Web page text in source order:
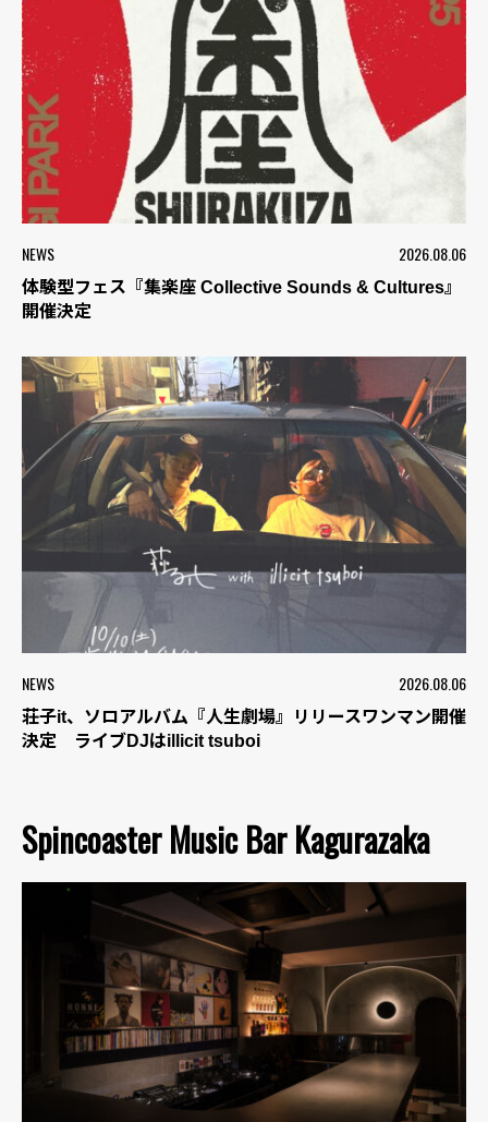
NEWS 2026.08.06
体験型フェス『集楽座 Collective Sounds & Cultures』
開催決定
NEWS 2026.08.06
荘子it、ソロアルバム『人生劇場』リリースワンマン開催
決定 ライブDJはillicit tsuboi
Spincoaster Music Bar Kagurazaka